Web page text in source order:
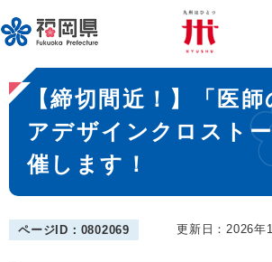
ー
ジ
先
頭
メニューを飛ばして本文へ
本
文
【締切間近！】「医
アデザインクロスト
催します！
ページID：0802069 更新日：2026年